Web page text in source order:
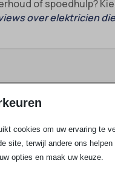
of spoedhulp?
over elektricien
dag en nacht
moderne
en het gebruik van
cookies om uw ervaring te
site, terwijl andere ons
opties en maak uw keuze.